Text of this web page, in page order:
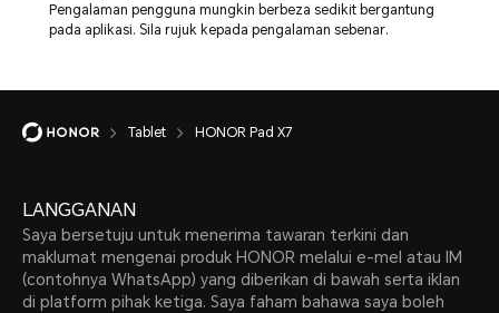
Pengalaman pengguna mungkin berbeza sedikit bergantung
pada aplikasi. Sila rujuk kepada pengalaman sebenar.
Tablet HONOR Pad X7
LANGGANAN
Saya bersetuju untuk menerima tawaran terkini dan
maklumat mengenai produk HONOR melalui e-mel atau IM
(contohnya WhatsApp) yang diberikan di bawah serta iklan
di platform pihak ketiga. Saya faham bahawa saya boleh